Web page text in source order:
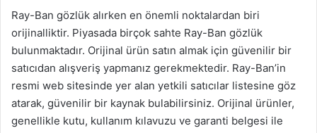
Ray-Ban gözlük alırken en önemli noktalardan biri
orijinalliktir. Piyasada birçok sahte Ray-Ban gözlük
bulunmaktadır. Orijinal ürün satın almak için güvenilir bir
satıcıdan alışveriş yapmanız gerekmektedir. Ray-Ban’in
resmi web sitesinde yer alan yetkili satıcılar listesine göz
atarak, güvenilir bir kaynak bulabilirsiniz. Orijinal ürünler,
genellikle kutu, kullanım kılavuzu ve garanti belgesi ile